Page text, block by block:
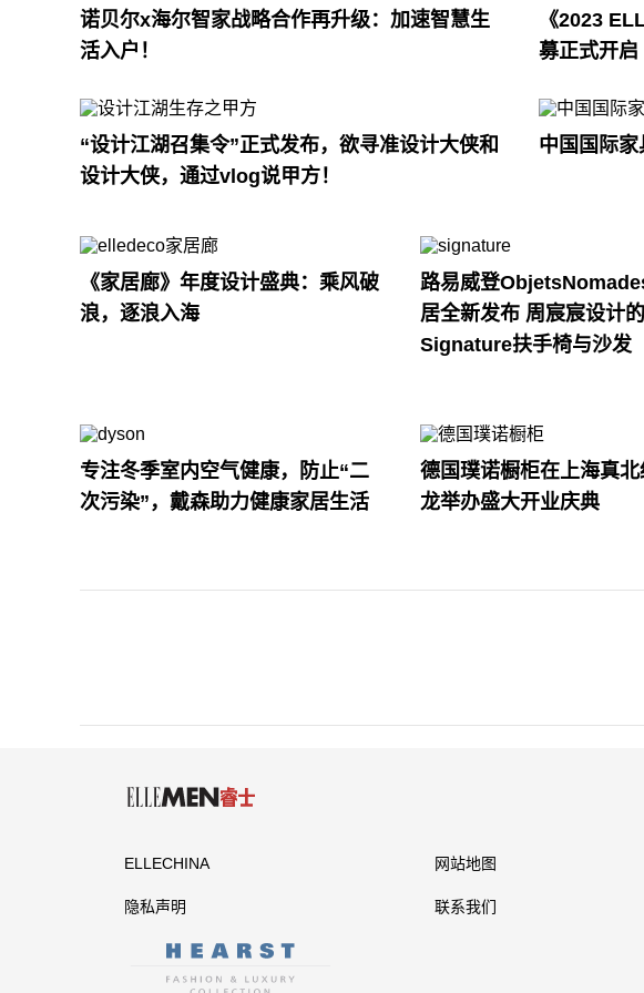
诺贝尔x海尔智家战略合作再升级：加速智慧生
活入户！
《2023
募正式开启
“设计江湖召集令”正式发布，欲寻准设计大侠和
设计大侠，通过vlog说甲方！
中国国际
《家居廊》年度设计盛典：乘风破
浪，逐浪入海
路易威登
居全新发布 周宸宸设计的
Signature扶手椅与沙发
专注冬季室内空气健康，防止“二
次污染”，戴森助力健康家居生活
德国璞诺橱柜在上海真
龙举办盛大开业庆典
ELLECHINA 网站地图
隐私声明 联系我们